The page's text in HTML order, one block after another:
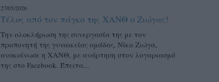
27/05/2026
Τέλος από τον πάγκο της ΧΑΝΘ ο Ζιώγας!
Την ολοκλήρωση της συνεργασία της με τον
προπονητή της γυναικείας ομάδας, Νίκο Ζιώγα,
ανακοίνωσε η ΧΑΝΘ, με ανάρτηση στον λογαριασμό
της στο Facebook. Έπειτα...